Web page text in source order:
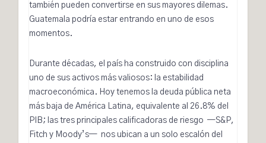
también pueden convertirse en sus mayores dilemas.
Guatemala podría estar entrando en uno de esos
momentos.
Durante décadas, el país ha construido con disciplina
uno de sus activos más valiosos: la estabilidad
macroeconómica. Hoy tenemos la deuda pública neta
más baja de América Latina, equivalente al 26.8% del
PIB; las tres principales calificadoras de riesgo —S&P,
Fitchy Moody’s— nos ubican a un solo escalón del